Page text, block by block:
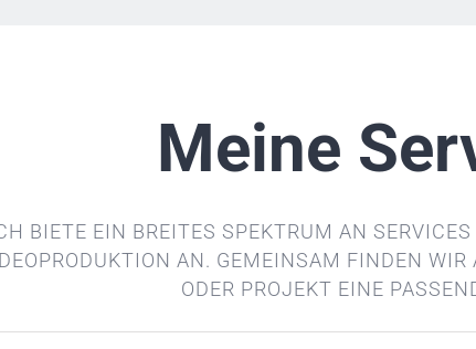
Meine
BIETE EIN BREITES SPEKTRUM AN
AN. GEMEINSAM FINDEN
ODER PROJEKT EINE